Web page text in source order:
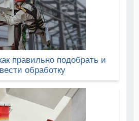
правильно подобрать и
обработку